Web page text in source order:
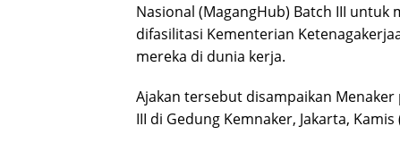
Nasional (MagangHub) Batch III
difasilitasi Kementerian
mereka di dunia kerja.
Ajakan tersebut disampaikan
III di Gedung Kemnaker, Jakarta, Kamis